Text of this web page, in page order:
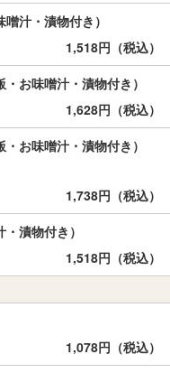
汁・漬物付き）
1,518円（税込）
お味噌汁・漬物付き）
1,628円（税込）
お味噌汁・漬物付き）
1,738円（税込）
漬物付き）
1,518円（税込）
1,078円（税込）